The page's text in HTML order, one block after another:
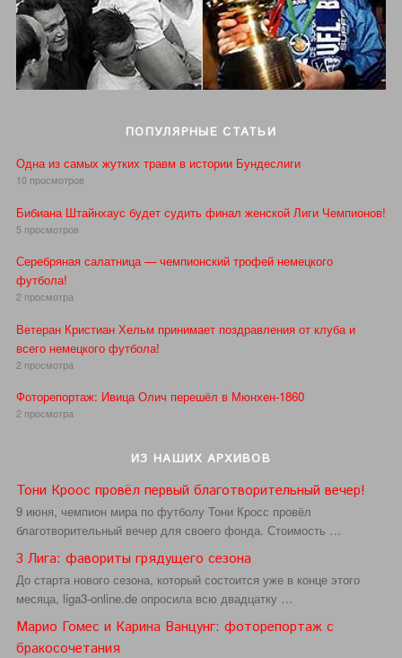
ПОПУЛЯРНЫЕ СТАТЬИ
Одна из самых жутких травм в истории Бундеслиги
10 просмотров
Бибиана Штайнхаус будет судить финал женской Лиги Чемпионов!
5 просмотров
Серебряная салатница — чемпионский трофей немецкого
футбола!
2 просмотра
Ветеран Кристиан Хельм принимает поздравления от клуба и
всего немецкого футбола!
2 просмотра
Фоторепортаж: Ивица Олич перешёл в Мюнхен-1860
2 просмотра
ИЗ НАШИХ АРХИВОВ
Тони Кроос провёл первый благотворительный вечер!
9 июня, чемпион мира по футболу Тони Кросс провёл
благотворительный вечер для своего фонда. Стоимость …
3 Лига: фавориты грядущего сезона
До старта нового сезона, который состоится уже в конце этого
месяца, liga3-online.de опросила всю двадцатку …
Марио Гомес и Карина Ванцунг: фоторепортаж с
бракосочетания